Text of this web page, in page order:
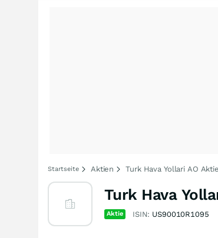
Startseite Aktien Turk Hava Yollari AO
Turk Hava
Aktie ISIN: US90010R1095